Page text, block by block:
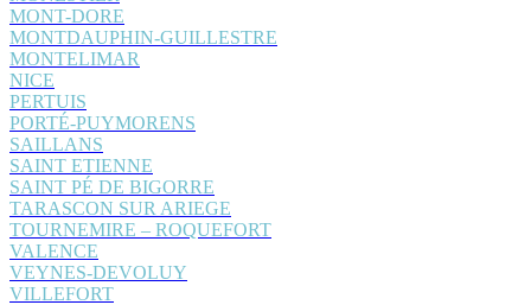
MONT-DORE
MONTDAUPHIN-GUILLESTRE
MONTELIMAR
NICE
PERTUIS
PORTÉ-PUYMORENS
SAILLANS
SAINT ETIENNE
SAINT PÉ DE BIGORRE
TARASCON SUR ARIEGE
TOURNEMIRE – ROQUEFORT
VALENCE
VEYNES-DEVOLUY
VILLEFORT